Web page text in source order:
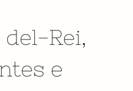
del-Rei,
e